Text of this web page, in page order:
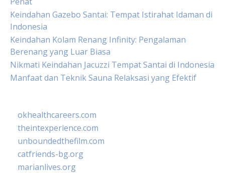
Keindahan Gazebo Santai: Tempat Istirahat Idaman di
Indonesia
Keindahan Kolam Renang Infinity: Pengalaman
Berenang yang Luar Biasa
Nikmati Keindahan Jacuzzi Tempat Santai di Indonesia
Manfaat dan Teknik Sauna Relaksasi yang Efektif
okhealthcareers.com
theintexperience.com
unboundedthefilm.com
catfriends-bg.org
marianlives.org